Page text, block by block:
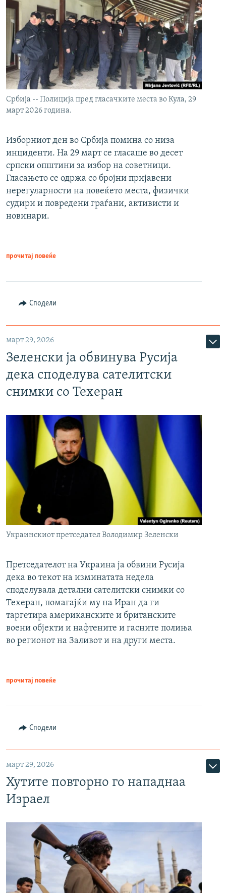
Србија -- Полиција пред гласачките места во Кула, 29
март 2026 година.
Изборниот ден во Србија помина со низа
инциденти. На 29 март се гласаше во десет
српски општини за избор на советници.
Гласањето се одржа со бројни пријавени
нерегуларности на повеќето места, физички
судири и повредени граѓани, активисти и
новинари.
прочитај повеќе
Сподели
март 29, 2026
Зеленски ја обвинува Русија
дека споделува сателитски
снимки со Техеран
Украинскиот претседател Володимир Зеленски
Претседателот на Украина ја обвини Русија
дека во текот на изминатата недела
споделувала детални сателитски снимки со
Техеран, помагајќи му на Иран да ги
таргетира американските и британските
воени објекти и нафтените и гасните полиња
во регионот на Заливот и на други места.
прочитај повеќе
Сподели
март 29, 2026
Хутите повторно го нападнаа
Израел